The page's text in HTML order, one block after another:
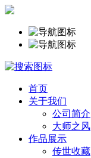
首页
关于我们
公司简介
大师之风
作品展示
传世收藏